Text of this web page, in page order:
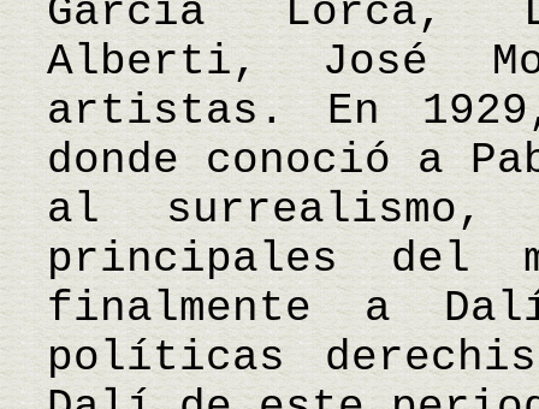
García Lorca,
Alberti, José
artistas. En
donde conoció a
al surrealismo,
principales del
finalmente a
políticas